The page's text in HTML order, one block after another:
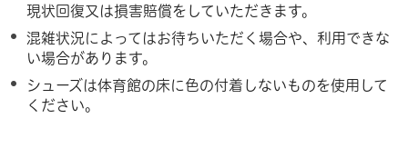
現状回復又は損害賠償をしていただきます。
混雑状況によってはお待ちいただく場合や、利用できな
い場合があります。
シューズは体育館の床に色の付着しないものを使用して
ください。